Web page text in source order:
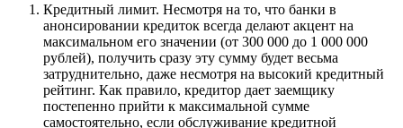
Кредитный лимит. Несмотря на то, что банки в
анонсировании кредиток всегда делают акцент на
максимальном его значении (от 300 000 до 1 000 000
рублей), получить сразу эту сумму будет весьма
затруднительно, даже несмотря на высокий кредитный
рейтинг. Как правило, кредитор дает заемщику
постепенно прийти к максимальной сумме
самостоятельно, если обслуживание кредитной